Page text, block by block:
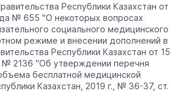
Республики Казахстан от
№ 655 "О некоторых вопросах
социального медицинского
режиме и внесении дополнений в
Республики Казахстан от 15
№ 2136 "Об утверждении перечня
бесплатной медицинской
Казахстан, 2019 г., № 36-37, ст.